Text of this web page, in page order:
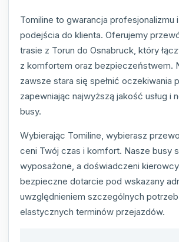
Tomiline to gwarancja profesjonalizmu
podejścia do klienta. Oferujemy
trasie z Torun do Osnabruck, który
z komfortem oraz bezpieczeństwem.
zawsze stara się spełnić oczekiwania
zapewniając najwyższą jakość usług i
busy.
Wybierając Tomiline, wybierasz
ceni Twój czas i komfort. Nasze busy
wyposażone, a doświadczeni
bezpieczne dotarcie pod wskazany
uwzględnieniem szczególnych
elastycznych terminów przejazdów.